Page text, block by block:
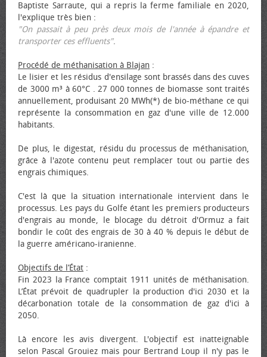
Baptiste Sarraute, qui a repris la ferme familiale en 2020,
l'explique très bien :
"On passait à peu près deux mois de l'année à épandre et
transporter ces effluents".
Procédé de méthanisation à Blajan :
Le lisier et les résidus d'ensilage sont brassés dans des cuves
de 3000 m³ à 60°C . 27 000 tonnes de biomasse sont traités
annuellement, produisant 20 MWh(*) de bio-méthane ce qui
représente la consommation en gaz d'une ville de 12.000
habitants.
De plus, le digestat, résidu du processus de méthanisation,
grâce à l'azote contenu peut remplacer tout ou partie des
engrais chimiques.
C'est là que la situation internationale intervient dans le
processus. Les pays du Golfe étant les premiers producteurs
d'engrais au monde, le blocage du détroit d'Ormuz a fait
bondir le coût des engrais de 30 à 40 % depuis le début de
la guerre américano-iranienne.
Objectifs de l’État :
Fin 2023 la France comptait 1911 unités de méthanisation.
L’État prévoit de quadrupler la production d'ici 2030 et la
décarbonation totale de la consommation de gaz d'ici à
2050.
Là encore les avis divergent. L'objectif est inatteignable
selon Pascal Grouiez mais pour Bertrand Loup il n'y pas le